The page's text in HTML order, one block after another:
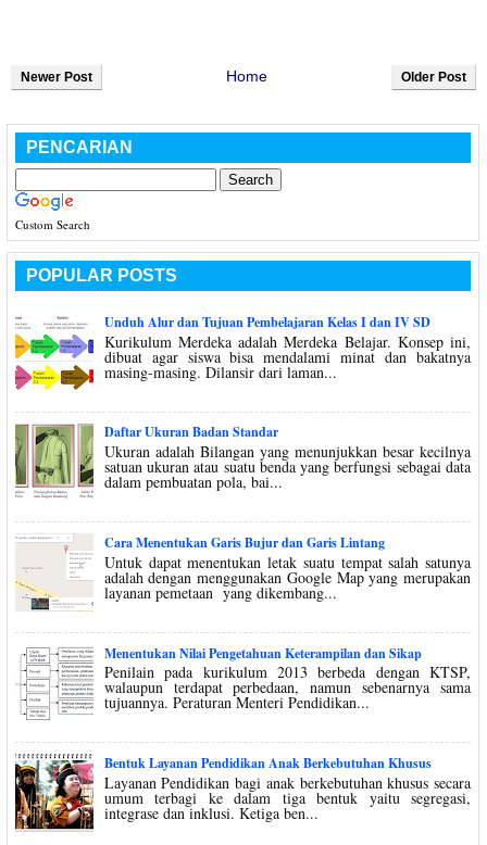
Newer Post Older Post
Home
PENCARIAN
Custom Search
POPULAR POSTS
Unduh Alur dan Tujuan Pembelajaran Kelas I dan IV SD
Kurikulum Merdeka adalah Merdeka Belajar. Konsep ini,
dibuat agar siswa bisa mendalami minat dan bakatnya
masing-masing. Dilansir dari laman...
Daftar Ukuran Badan Standar
Ukuran adalah Bilangan yang menunjukkan besar kecilnya
satuan ukuran atau suatu benda yang berfungsi sebagai data
dalam pembuatan pola, bai...
Cara Menentukan Garis Bujur dan Garis Lintang
Untuk dapat menentukan letak suatu tempat salah satunya
adalah dengan menggunakan Google Map yang merupakan
layanan pemetaan yang dikembang...
Menentukan Nilai Pengetahuan Keterampilan dan Sikap
Penilain pada kurikulum 2013 berbeda dengan KTSP,
walaupun terdapat perbedaan, namun sebenarnya sama
tujuannya. Peraturan Menteri Pendidikan...
Bentuk Layanan Pendidikan Anak Berkebutuhan Khusus
Layanan Pendidikan bagi anak berkebutuhan khusus secara
umum terbagi ke dalam tiga bentuk yaitu segregasi,
integrase dan inklusi. Ketiga ben...